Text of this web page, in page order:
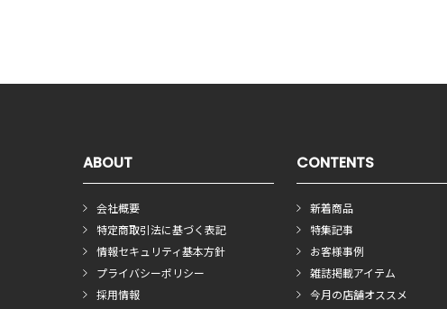
ABOUT
会社概要
特定商取引法に基づく表記
情報セキュリティ基本方針
プライバシーポリシー
採用情報
CONTENTS
新着商品
特集記事
お客様事例
雑誌掲載アイテム
今月の店舗オススメ